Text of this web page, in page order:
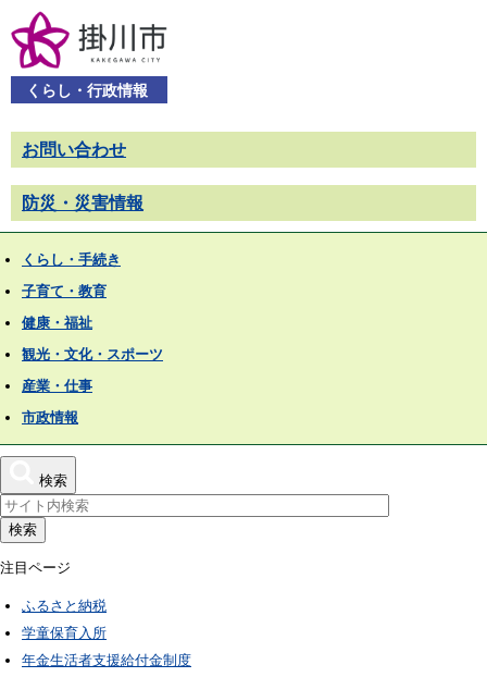
くらし・行政情報
お問い合わせ
防災・災害情報
くらし・手続き
子育て・教育
健康・福祉
観光・文化・スポーツ
産業・仕事
市政情報
検索
検索
注目ページ
ふるさと納税
学童保育入所
年金生活者支援給付金制度